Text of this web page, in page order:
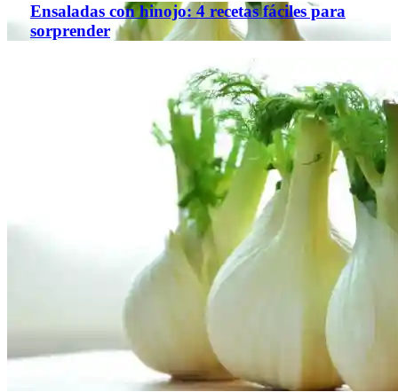
Ensaladas con hinojo: 4 recetas fáciles para
sorprender